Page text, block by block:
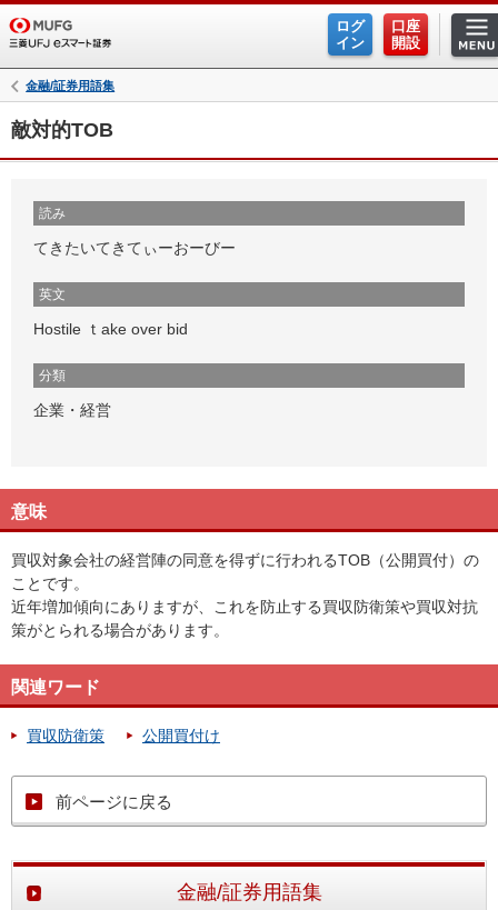
ログ
イン
口座
開設
金融/証券用語集
敵対的TOB
読み
てきたいてきてぃーおーびー
英文
Hostile ｔake over bid
分類
企業・経営
意味
買収対象会社の経営陣の同意を得ずに行われるTOB（公開買付）の
ことです。
近年増加傾向にありますが、これを防止する買収防衛策や買収対抗
策がとられる場合があります。
関連ワード
買収防衛策 公開買付け
前ページに戻る
金融/証券用語集